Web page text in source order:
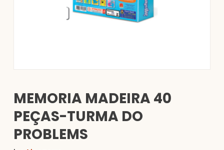
MEMORIA MADEIRA 40
PEÇAS-TURMA DO
PROBLEMS